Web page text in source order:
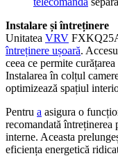
Instalare și întreținere
Unitatea VRV
întreținere ușoară.
ceea ce permite
Instalarea în colțul
optimizează spațiul
Pentru a asigura o
recomandată întreținerea
interne. Aceasta
eficiența energetică